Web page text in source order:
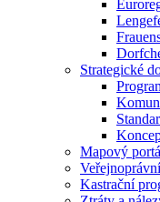
Strategické
Mapový
Kastrační